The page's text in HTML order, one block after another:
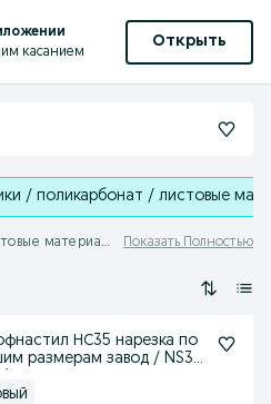
касанием
Открыть
/ поликарбонат / листовые
Пластики / поликарбонат / листовые материалы Гурлен Показать Полностью
НС35 нарезка по
размерам завод / NS35